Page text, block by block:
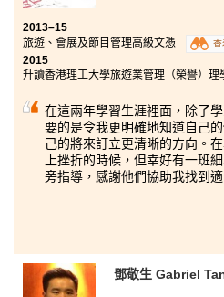
2013–15
旅遊、會展及節目管理高級文憑
2015
升讀香港理工大學旅遊業管理（榮譽）理
在這兩年學習生涯裡面，除了
要的是令我更明確地知道自己
己的將來訂立更清晰的方向。
上挫折的時候，但幸好有一班
旁指導，感謝他們協助我找到
鄧敬生 Gabriel